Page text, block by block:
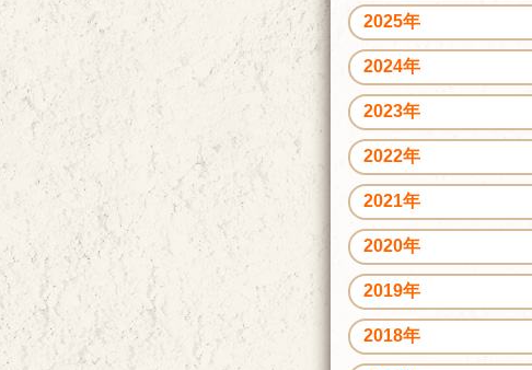
2025年
2024年
2023年
2022年
2021年
2020年
2019年
2018年